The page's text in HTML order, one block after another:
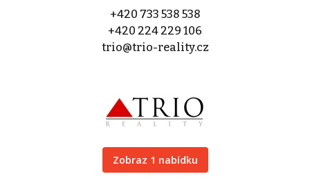
+420 733 538 538
+420 224 229 106
trio@trio-reality.cz
Zobraz 1 nabídku